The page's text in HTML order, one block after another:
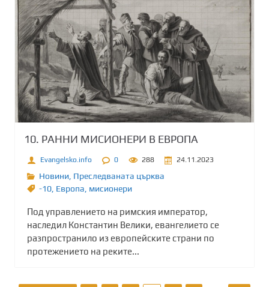
10. РАННИ МИСИОНЕРИ В ЕВРОПА
Evangelsko.info 0 288 24.11.2023
Новини Преследваната църква
-10 Европа мисионери
Под управлението на римския император,
наследил Константин Велики, евангелието се
разпространило из европейските страни по
протежението на реките...